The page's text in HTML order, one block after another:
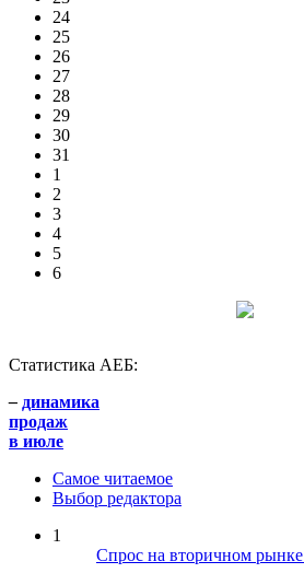
24
25
26
27
28
29
30
31
1
2
3
4
5
6
Статистика АЕБ:
– динамика
продаж
в июле
Самое читаемое
Выбор редактора
1
Спрос на вторичном